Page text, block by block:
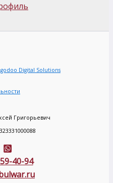
Digital Solutions
Григорьевич
40-94